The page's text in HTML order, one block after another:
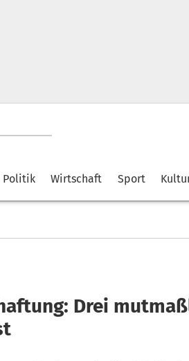
Politik Wirtschaft Sport
Drei